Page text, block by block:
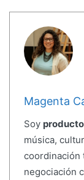
Magenta
Soy
música,
coordinación
negociación